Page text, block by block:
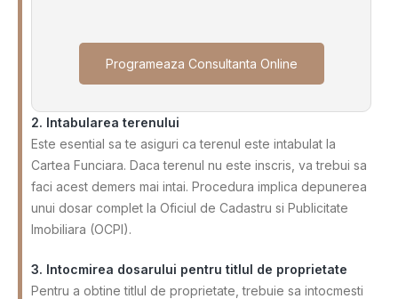
Programeaza Consultanta Online
2. Intabularea terenului
Este esential sa te asiguri ca terenul este intabulat la
Cartea Funciara. Daca terenul nu este inscris, va trebui sa
faci acest demers mai intai. Procedura implica depunerea
unui dosar complet la Oficiul de Cadastru si Publicitate
Imobiliara (OCPI).
3. Intocmirea dosarului pentru titlul de proprietate
Pentru a obtine titlul de proprietate, trebuie sa intocmesti